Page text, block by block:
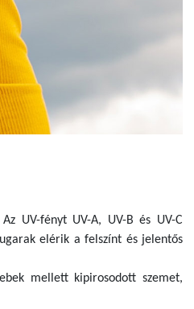
UV-fényt UV-A, UV-B és UV-C
elérik a felszínt és jelentős
mellett kipirosodott szemet,